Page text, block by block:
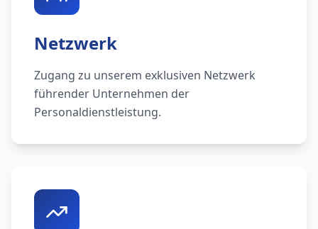
Netzwerk
Zugang zu unserem exklusiven Netzwerk
führender Unternehmen der
Personaldienstleistung.